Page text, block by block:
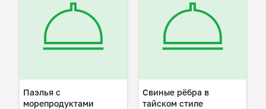
Паэлья с
морепродуктами
Свиные рёбра в
тайском стиле